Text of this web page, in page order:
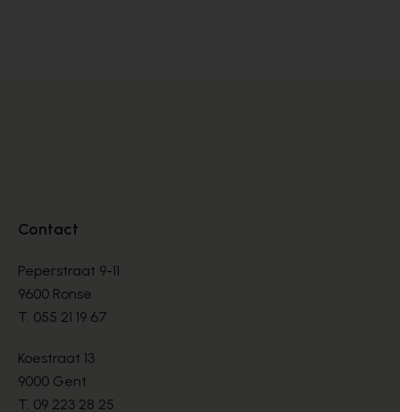
Contact
Peperstraat 9-11
9600 Ronse
T. 055 21 19 67
Koestraat 13
9000 Gent
T. 09 223 28 25